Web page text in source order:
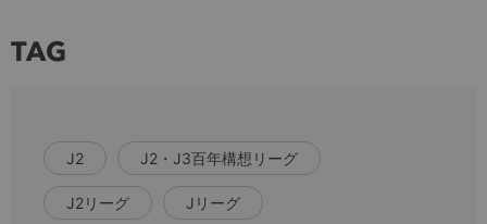
TAG
J2 J2・J3百年構想リーグ
J2リーグ Jリーグ